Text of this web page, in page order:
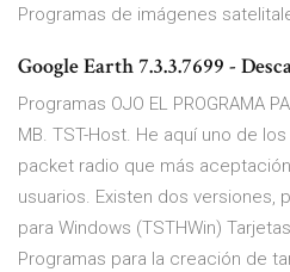
Programas de imágenes
Google Earth 7.3.3.7699 -
Programas OJO EL PROGRAMA
MB. TST-Host. He aquí uno de
packet radio que más
usuarios. Existen dos versiones,
para Windows (TSTHWin)
Programas para la creación de